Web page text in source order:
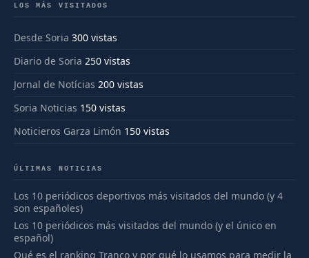
LOS MÁS VISITADOS
Desde Soria 300 vistas
Diario de Soria 250 vistas
Jornal de Notícias 200 vistas
Soria Noticias 150 vistas
Noticieros Garza Limón 150 vistas
ÚLTIMAS NOTICIAS
Los 10 periódicos deportivos más visitados del mundo (y 4
son españoles)
Los 10 periódicos más visitados del mundo (y el único en
español)
Qué es el ranking Tranco y por qué lo usamos para medir la